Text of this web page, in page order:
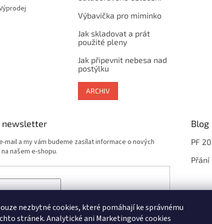
nezbytné cookies, které pomáhají ke správnému
stránek. Analytické ani Marketingové cookies
Výbavička pro miminko
Jak skladovat a prát
použité pleny
Jak připevnit nebesa nad
postýlku
ARCHIV
newsletter
mail a my vám budeme zasílat informace o nových
našem e-shopu.
SE
Blog
PF
Přání